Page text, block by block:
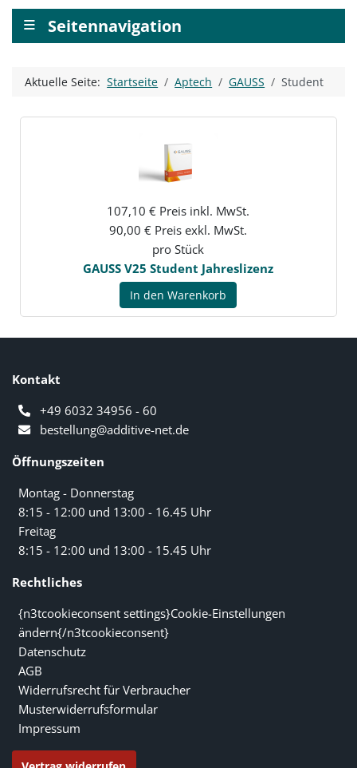
Seitennavigation
≡
Aktuelle Seite:Startseite Aptech GAUSS Student
107,10 € Preis inkl. MwSt.
90,00 € Preis exkl. MwSt.
pro Stück
GAUSS V25 Student Jahreslizenz
In den Warenkorb
Kontakt
+49 6032 34956 - 60
bestellung@additive-net.de
Öffnungszeiten
Montag - Donnerstag
8:15 - 12:00 und 13:00 - 16.45 Uhr
Freitag
8:15 - 12:00 und 13:00 - 15.45 Uhr
Rechtliches
{n3tcookieconsent settings}Cookie-Einstellungen
ändern{/n3tcookieconsent}
Datenschutz
AGB
Widerrufsrecht für Verbraucher
Musterwiderrufsformular
Impressum